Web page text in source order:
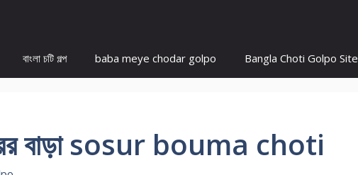
বাংলা চটি গল্প baba meye chodar golpo Bangla Choti Golpo Site
বাড়া sosur bouma choti